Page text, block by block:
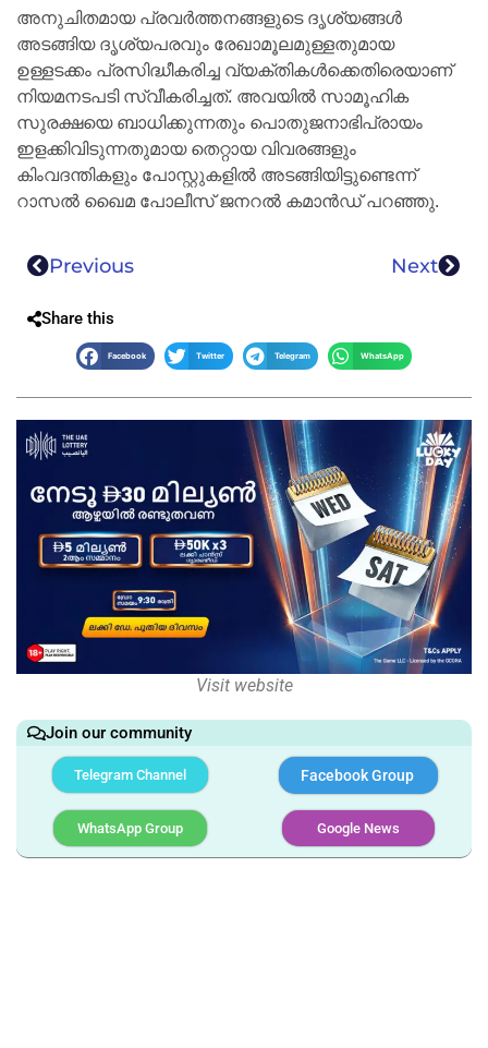
അനുചിതമായ പ്രവർത്തനങ്ങളുടെ ദൃശ്യങ്ങൾ
അടങ്ങിയ ദൃശ്യപരവും രേഖാമൂലമുള്ളതുമായ
ഉള്ളടക്കം പ്രസിദ്ധീകരിച്ച വ്യക്തികൾക്കെതിരെയാണ്
നിയമനടപടി സ്വീകരിച്ചത്. അവയിൽ സാമൂഹിക
സുരക്ഷയെ ബാധിക്കുന്നതും പൊതുജനാഭിപ്രായം
ഇളക്കിവിടുന്നതുമായ തെറ്റായ വിവരങ്ങളും
കിംവദന്തികളും പോസ്റ്റുകളിൽ അടങ്ങിയിട്ടുണ്ടെന്ന്
റാസൽ ഖൈമ പോലീസ് ജനറൽ കമാൻഡ് പറഞ്ഞു.
Previous Next
Share this
Facebook Twitter Telegram WhatsApp
Visit website
Join our community
Telegram Channel Facebook Group
WhatsApp Group Google News